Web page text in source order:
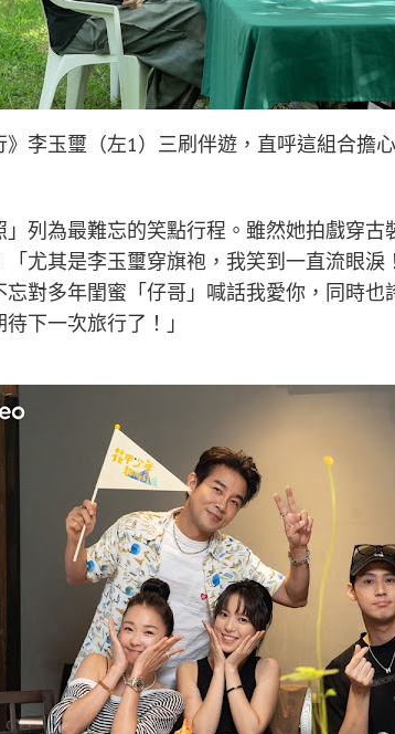
》李玉璽（左1）三刷伴遊，直呼這組合擔
列為最難忘的笑點行程。雖然她拍戲穿
尤其是李玉璽穿旗袍，我笑到一直流眼淚
對多年閨蜜「仔哥」喊話我愛你，同時
下一次旅行了！」